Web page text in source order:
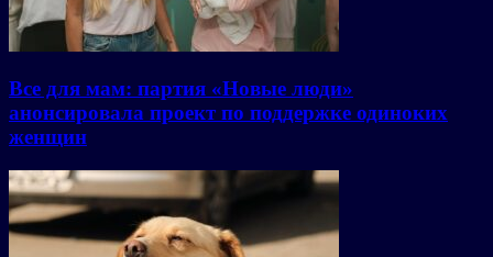
Все для мам: партия «Новые люди»
анонсировала проект по поддержке одиноких
женщин